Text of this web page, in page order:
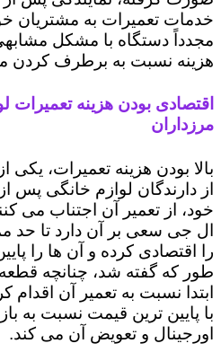
خدمات تعمیرات به مشتریان
مجدداً دستگاه با مشکل
هزینه نسبت به برطرف کردن
اقتصادی بودن هزینه تعمیرات
مرزداران
بالا بودن هزینه تعمیرات،
از دارندگان لوازم خانگی
خود، از تعمیر آن اجتناب می
ال جی سعی بر آن دارد تا حد
را اقتصادی کرده و آن ها را
طور که گفته شد، چنانچه
ابتدا نسبت به تعمیر آن اقدام
با پایین ترین قیمت نسبت به
اورجینال و تعویض آن می کند.